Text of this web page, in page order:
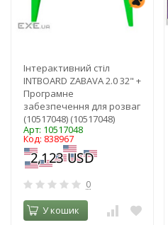
Інтерактивний стіл
INTBOARD ZABAVA 2.0 32" +
Програмне
забезпечення для розваг
(10517048) (10517048)
Арт: 10517048
Код: 838967
0
У кошик